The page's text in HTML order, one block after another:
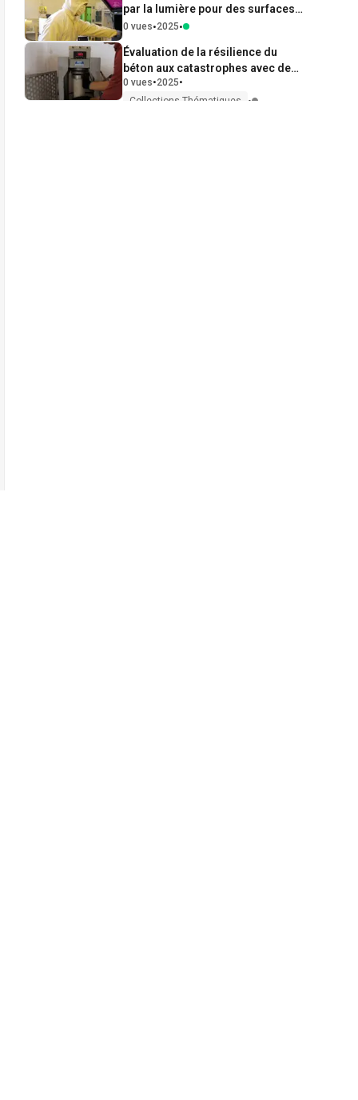
par la lumière pour des surfaces
glissantes à base de structures
silane
0 vues•2025•
Évaluation de la résilience du
béton aux catastrophes avec des
nanoparticules de dioxyde de
titane
0 vues•2025•
Collections Thématiques •